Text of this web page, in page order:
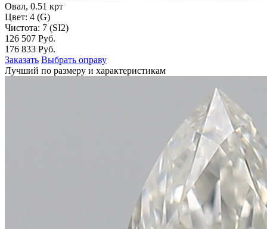
Овал, 0.51 крт
Цвет: 4 (G)
Чистота: 7 (SI2)
126 507 Руб.
176 833 Руб.
Заказать Выбрать оправу
Лучший по размеру и характеристикам